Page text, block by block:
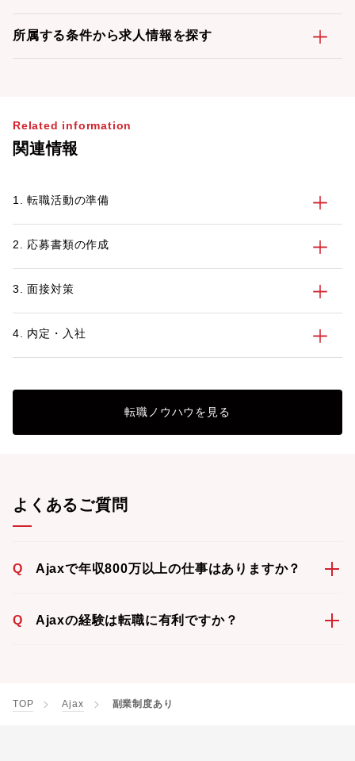
所属する条件から求人情報を探す
Related information
関連情報
1. 転職活動の準備
2. 応募書類の作成
3. 面接対策
4. 内定・入社
転職ノウハウを見る
よくあるご質問
Q Ajaxで年収800万以上の仕事はありますか？
Q Ajaxの経験は転職に有利ですか？
TOP Ajax 副業制度あり